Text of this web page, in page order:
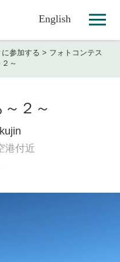
English
参加する > フォトコンテス
～
２～
港付近